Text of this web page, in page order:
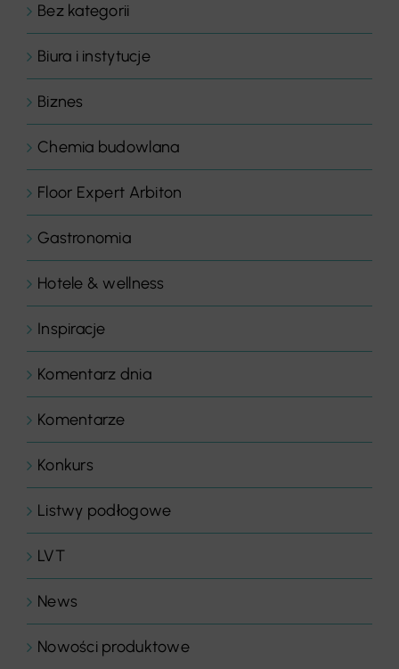
Bez kategorii
Biura i instytucje
Biznes
Chemia budowlana
Floor Expert Arbiton
Gastronomia
Hotele & wellness
Inspiracje
Komentarz dnia
Komentarze
Konkurs
Listwy podłogowe
LVT
News
Nowości produktowe